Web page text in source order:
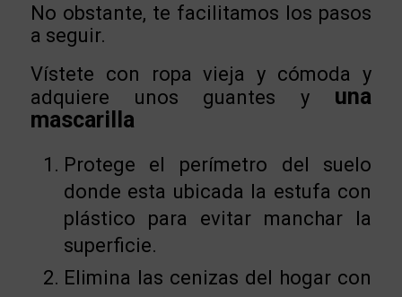
No obstante, te facilitamos los pasos
a seguir.
Vístete con ropa vieja y cómoda y
adquiere unos guantes y
una
mascarilla
Protege el perímetro del suelo
donde esta ubicada la estufa con
plástico para evitar manchar la
superficie.
Elimina las cenizas del hogar con